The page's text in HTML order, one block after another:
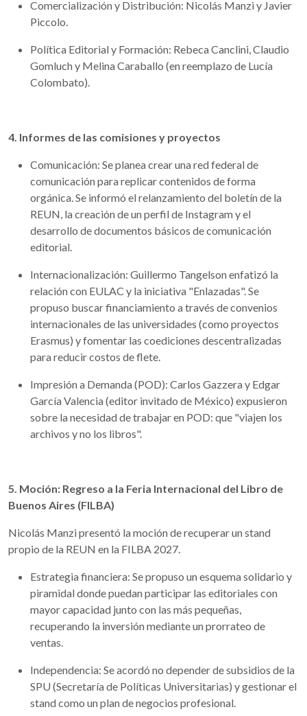
Comercialización y Distribución: Nicolás Manzi y Javier
Piccolo.
Política Editorial y Formación: Rebeca Canclini, Claudio
Gomluch y Melina Caraballo (en reemplazo de Lucía
Colombato).
4. Informes de las comisiones y proyectos
Comunicación: Se planea crear una red federal de
comunicación para replicar contenidos de forma
orgánica. Se informó el relanzamiento del boletín de la
REUN, la creación de un perfil de Instagram y el
desarrollo de documentos básicos de comunicación
editorial.
Internacionalización: Guillermo Tangelson enfatizó la
relación con EULAC y la iniciativa "Enlazadas". Se
propuso buscar financiamiento a través de convenios
internacionales de las universidades (como proyectos
Erasmus) y fomentar las coediciones descentralizadas
para reducir costos de flete.
Impresión a Demanda (POD): Carlos Gazzera y Edgar
García Valencia (editor invitado de México) expusieron
sobre la necesidad de trabajar en POD: que "viajen los
archivos y no los libros".
5. Moción: Regreso a la Feria Internacional del Libro de
Buenos Aires (FILBA)
Nicolás Manzi presentó la moción de recuperar un stand
propio de la REUN en la FILBA 2027.
Estrategia financiera: Se propuso un esquema solidario y
piramidal donde puedan participar las editoriales con
mayor capacidad junto con las más pequeñas,
recuperando la inversión mediante un prorrateo de
ventas.
Independencia: Se acordó no depender de subsidios de la
SPU (Secretaría de Políticas Universitarias) y gestionar el
stand como un plan de negocios profesional.